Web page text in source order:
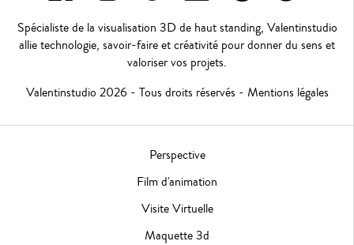
Spécialiste de la visualisation 3D de haut standing, Valentinstudio
allie technologie, savoir-faire et créativité pour donner du sens et
valoriser vos projets.
Valentinstudio 2026 - Tous droits réservés - Mentions légales
Perspective
Film d'animation
Visite Virtuelle
Maquette 3d